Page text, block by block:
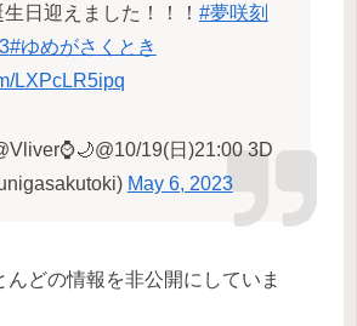
日迎えました！！！ #夢咲刻
#ゆめがさくとき
LXPcLR5ipq
19(日)21:00 3D
May 6, 2023
どの情報を非公開にしていま